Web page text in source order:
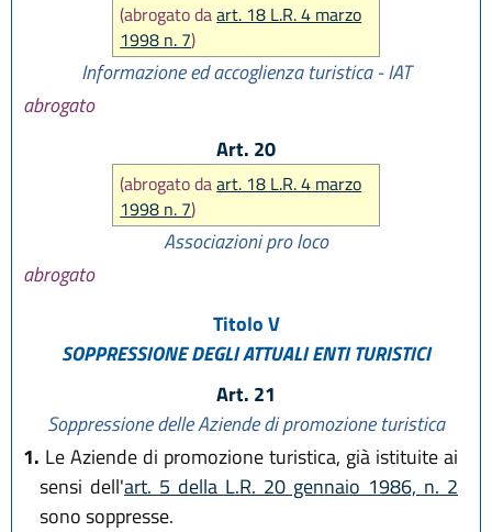
(abrogato daart. 18 L.R. 4 marzo
1998 n. 7)
Informazione ed accoglienza turistica - IAT
abrogato
Art. 20
(abrogato daart. 18 L.R. 4 marzo
1998 n. 7)
Associazioni pro loco
abrogato
Titolo V
SOPPRESSIONE DEGLI ATTUALI ENTI TURISTICI
Art. 21
Soppressione delle Aziende di promozione turistica
1. Le Aziende di promozione turistica, già istituite ai
sensi dell'art. 5 della L.R. 20 gennaio 1986, n. 2
sono soppresse.